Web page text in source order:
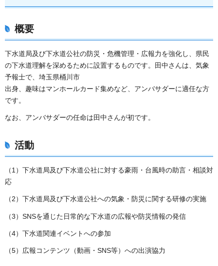
概要
下水道局及び下水道公社の防災・危機管理・広報力を強化し、県民
の下水道理解を深めるために設置するものです。田中さんは、気象
予報士で、埼玉県桶川市
出身、趣味はマンホールカード集めなど、アンバサダーに適任な方
です。
なお、アンバサダーの任命は田中さんが初です。
活動
（1）下水道局及び下水道公社に対する豪雨・台風時の助言・相談対
応
（2）下水道局及び下水道公社への気象・防災に関する研修の実施
（3）SNSを通じた日常的な下水道の広報や防災情報の発信
（4）下水道関連イベントへの参加
（5）広報コンテンツ（動画・SNS等）への出演協力